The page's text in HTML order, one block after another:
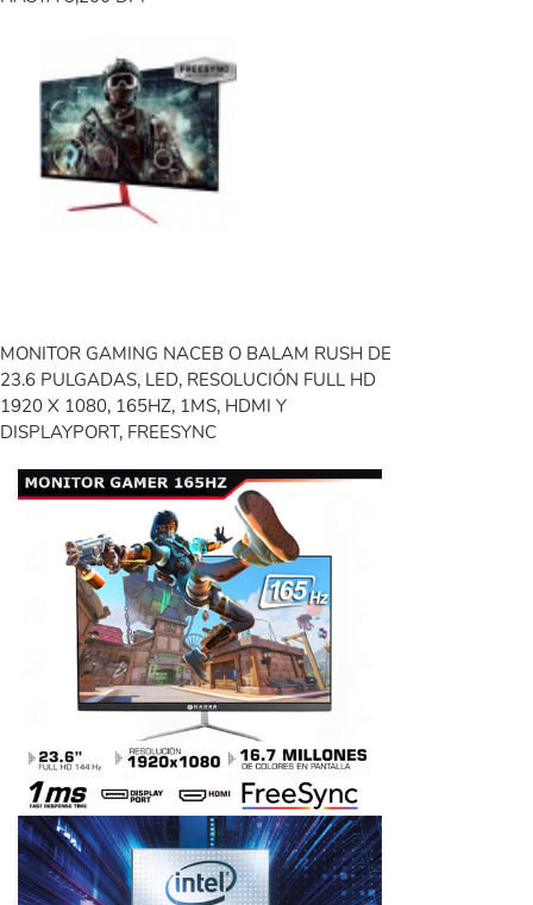
MONITOR GAMING NACEB O BALAM RUSH DE
23.6 PULGADAS, LED, RESOLUCIÓN FULL HD
1920 X 1080, 165HZ, 1MS, HDMI Y
DISPLAYPORT, FREESYNC